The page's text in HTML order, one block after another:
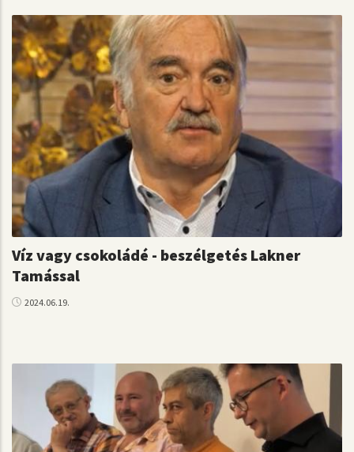
Víz vagy csokoládé - beszélgetés Lakner
Tamással
2024.06.19.